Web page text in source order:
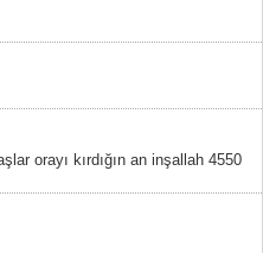
orayı kırdığın an inşallah 4550